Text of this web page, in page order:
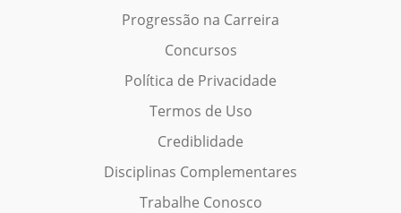
Progressão na Carreira
Concursos
Política de Privacidade
Termos de Uso
Crediblidade
Disciplinas Complementares
Trabalhe Conosco